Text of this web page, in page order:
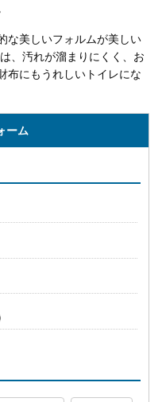
な美しいフォルムが美しい
、汚れが溜まりにくく、お
布にもうれしいトイレにな
ーム